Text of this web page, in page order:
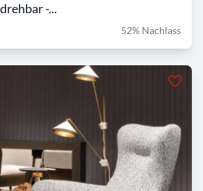
-...
52% Nachlass